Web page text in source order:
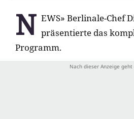
N EWS» Berlinale-Chef
präsentierte das
Programm.